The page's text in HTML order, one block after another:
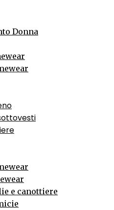
Donna
e canottiere